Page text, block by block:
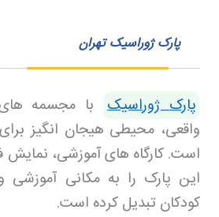
پارک ژوراسیک تهران
پارک ژوراسیک با مجسمه های
واقعی، محیطی هیجان انگیز
است. کارگاه های آموزشی، نمایش
این پارک را به مکانی آموزشی
کودکان تبدیل کرده است.